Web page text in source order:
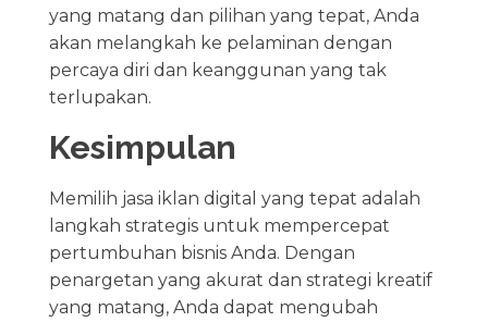
yang matang dan pilihan yang tepat, Anda
akan melangkah ke pelaminan dengan
percaya diri dan keanggunan yang tak
terlupakan.
Kesimpulan
Memilih jasa iklan digital yang tepat adalah
langkah strategis untuk mempercepat
pertumbuhan bisnis Anda. Dengan
penargetan yang akurat dan strategi kreatif
yang matang, Anda dapat mengubah